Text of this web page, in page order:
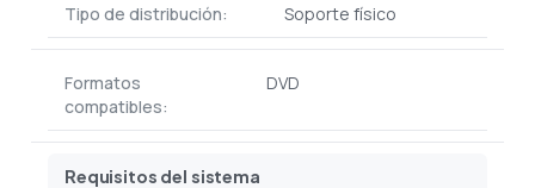
Tipo de distribución: Soporte físico
Formatos
compatibles:
DVD
Requisitos del sistema